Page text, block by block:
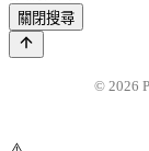
關閉搜尋
© 2026